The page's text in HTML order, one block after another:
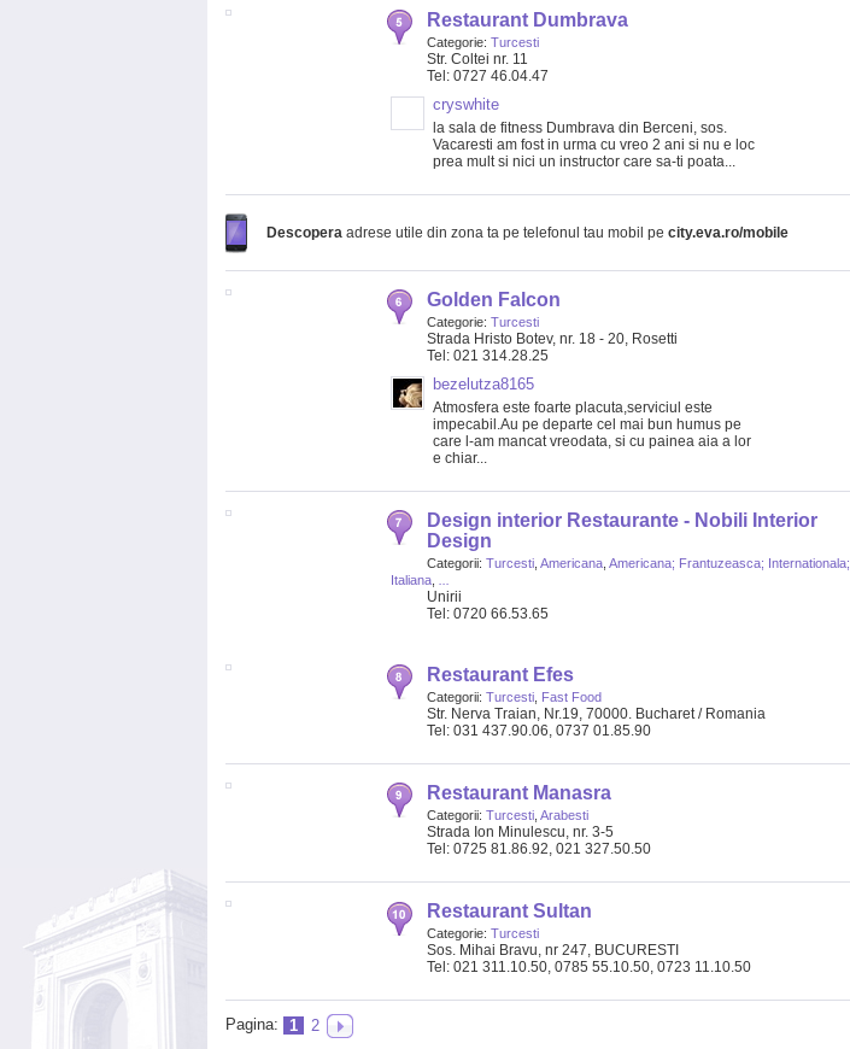
Restaurant Dumbrava
Categorie: Turcesti
Str. Coltei nr. 11
Tel: 0727 46.04.47
cryswhite
la sala de fitness Dumbrava din Berceni, sos.
Vacaresti am fost in urma cu vreo 2 ani si nu e loc
prea mult si nici un instructor care sa-ti poata...
Descopera adrese utile din zona ta pe telefonul tau mobil pe city.eva.ro/mobile
Golden Falcon
Categorie: Turcesti
Strada Hristo Botev, nr. 18 - 20, Rosetti
Tel: 021 314.28.25
bezelutza8165
Atmosfera este foarte placuta,serviciul este
impecabil.Au pe departe cel mai bun humus pe
care l-am mancat vreodata, si cu painea aia a lor
e chiar...
Design interior Restaurante - Nobili Interior
Design
Categorii: Turcesti Americana Americana; Frantuzeasca; Internationala;
Italiana
Unirii
Tel: 0720 66.53.65
Restaurant Efes
Categorii: Turcesti Fast Food
Str. Nerva Traian, Nr.19, 70000. Bucharet / Romania
Tel: 031 437.90.06, 0737 01.85.90
Restaurant Manasra
Categorii: Turcesti Arabesti
Strada Ion Minulescu, nr. 3-5
Tel: 0725 81.86.92, 021 327.50.50
Restaurant Sultan
Categorie: Turcesti
Sos. Mihai Bravu, nr 247, BUCURESTI
Tel: 021 311.10.50, 0785 55.10.50, 0723 11.10.50
Pagina: 1 2